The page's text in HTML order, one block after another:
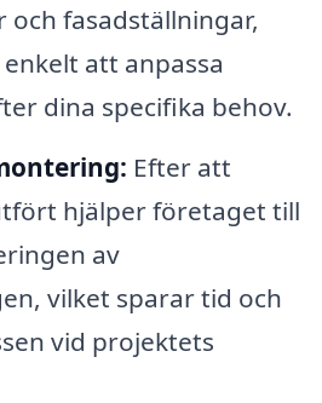
fasadställningar,
att anpassa
dina specifika behov.
Efter att
hjälper företaget till
av
vilket sparar tid och
vid projektets